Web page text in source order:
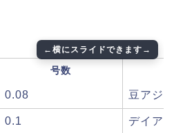
号数
0.08 豆アジ
0.1 デイア